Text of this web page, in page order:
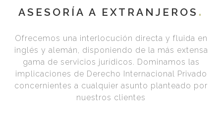
ASESORÍA A EXTRANJEROS
Ofrecemos una interlocución directa y fluida en
inglés y alemán, disponiendo de la más extensa
gama de servicios jurídicos. Dominamos las
implicaciones de Derecho Internacional Privado
concernientes a cualquier asunto planteado por
nuestros clientes